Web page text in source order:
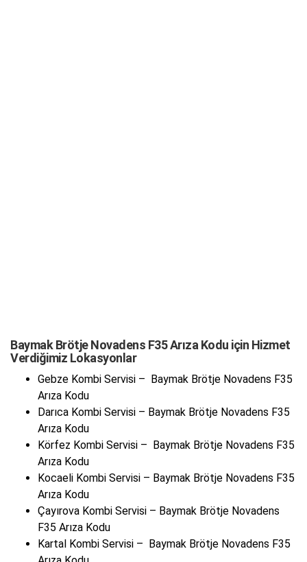
Baymak Brötje Novadens F35 Arıza Kodu için Hizmet
Verdiğimiz Lokasyonlar
Gebze Kombi Servisi – Baymak Brötje Novadens F35
Arıza Kodu
Darıca Kombi Servisi – Baymak Brötje Novadens F35
Arıza Kodu
Körfez Kombi Servisi – Baymak Brötje Novadens F35
Arıza Kodu
Kocaeli Kombi Servisi – Baymak Brötje Novadens F35
Arıza Kodu
Çayırova Kombi Servisi – Baymak Brötje Novadens
F35 Arıza Kodu
Kartal Kombi Servisi – Baymak Brötje Novadens F35